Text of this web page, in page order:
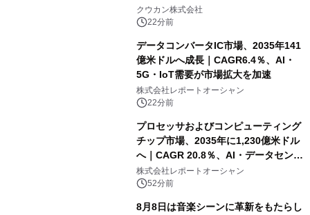
クウカン株式会社
22分前
データコンバータIC市場、2035年141
億米ドルへ成長｜CAGR6.4％、AI・
5G・IoT需要が市場拡大を加速
株式会社レポートオーシャン
22分前
プロセッサおよびコンピューティング
チップ市場、2035年に1,230億米ドル
へ｜CAGR 20.8％、AI・データセンタ
ー需要が成長を牽引
株式会社レポートオーシャン
52分前
8月8日は音楽シーンに革新をもたらし